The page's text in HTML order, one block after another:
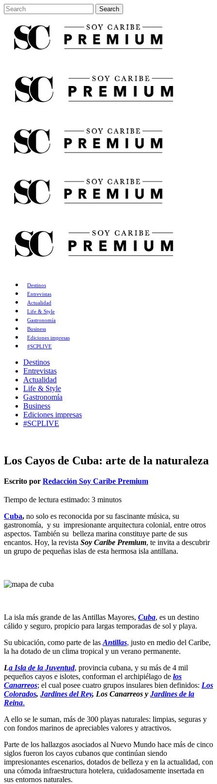
Destinos
Entrevistas
Actualidad
Life & Style
Gastronomía
Business
Ediciones impresas
#SCPLIVE
Destinos
Entrevistas
Actualidad
Life & Style
Gastronomía
Business
Ediciones impresas
#SCPLIVE
Los Cayos de Cuba: arte de la naturaleza
Escrito por Redacción Soy Caribe Premium
Tiempo de lectura estimado: 3 minutos
Cuba, no solo es reconocida por su fascinante música, su
gastronomía, y su impresionante arquitectura colonial, entre otros
aspectos. También su belleza marina constituye parte de sus
encantos. Hoy, la revista Soy Caribe Premium, te invita a descubrir
un grupo de pequeñas islas de esta hermosa isla antillana.
La isla más grande de las Antillas Mayores, Cuba, es un destino
cálido y seguro, propicio para largas temporadas de sol y playa.
Su ubicación, como parte de las Antillas, justo en medio del Caribe,
la ha dotado de un clima tropical y un verano permanente.
La Isla de la Juventud, provincia cubana, y su más de 4 mil
pequeños cayos e islotes, conforman el archipiélago de los
Canarreos; el cual posee cuatro grupos insulares bien definidos: Los
Colorados, Jardines del Rey, Los Canarreos y Jardines de la
Reina.
A ello se le suman, más de 300 playas naturales: limpias, seguras y
con fondos marinos de apreciables valores y atractivos.
Parte de los hallazgos asociados al Nuevo Mundo hace más de cinco
siglos fueron los cayos cubanos que continúan siendo
impresionantes escenarios, dotados de belleza y en la actualidad, con
una cómoda infraestructura hotelera, cuidadosamente insertada en
sus entornos naturales.